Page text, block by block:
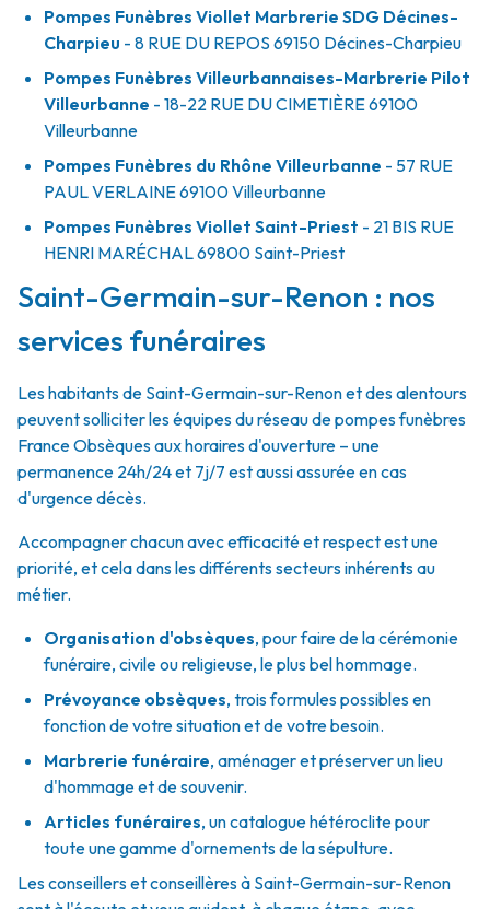
Pompes Funèbres Viollet Marbrerie SDG Décines-
Charpieu - 8 RUE DU REPOS 69150 Décines-Charpieu
Pompes Funèbres Villeurbannaises-Marbrerie Pilot
Villeurbanne - 18-22 RUE DU CIMETIÈRE69100
Villeurbanne
Pompes Funèbres du Rhône Villeurbanne - 57 RUE
PAUL VERLAINE69100Villeurbanne
Pompes Funèbres Viollet Saint-Priest - 21 BIS RUE
HENRI MARÉCHAL69800 Saint-Priest
Saint-Germain-sur-Renon : nos
services funéraires
Les habitants de Saint-Germain-sur-Renon et des alentours
peuvent solliciter les équipes du réseau de pompes funèbres
France Obsèques aux horaires d'ouverture – une
permanence 24h/24 et 7j/7 est aussi assurée en cas
d'urgence décès.
Accompagner chacun avec efficacité et respect est une
priorité, et cela dans les différents secteurs inhérents au
métier.
Organisation d'obsèques, pour faire de la cérémonie
funéraire, civile ou religieuse, le plus bel hommage.
Prévoyance obsèques, trois formules possibles en
fonction de votre situation et de votre besoin.
Marbrerie funéraire, aménager et préserver un lieu
d'hommage et de souvenir.
Articles funéraires, un catalogue hétéroclite pour
toute une gamme d'ornements de la sépulture.
Les conseillers et conseillères à Saint-Germain-sur-Renon